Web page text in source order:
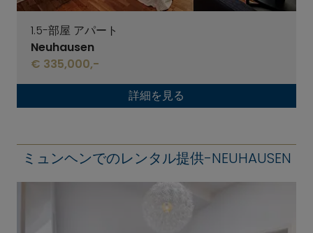
1.5-部屋 アパート
Neuhausen
€ 335,000,-
詳細を見る
ミュンヘンでのレンタル提供-NEUHAUSEN